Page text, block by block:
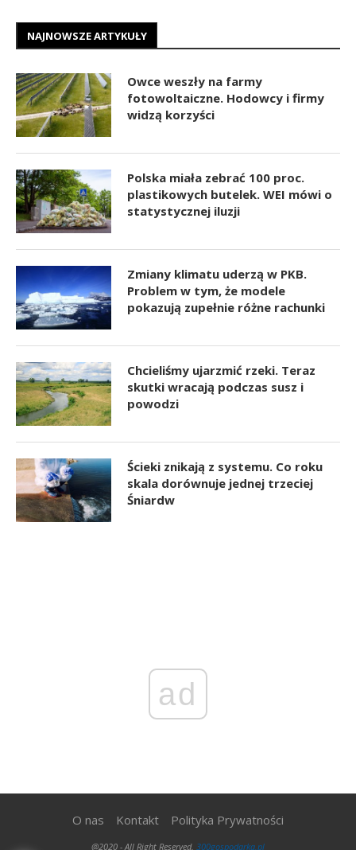
NAJNOWSZE ARTYKUŁY
Owce weszły na farmy
fotowoltaiczne. Hodowcy i firmy
widzą korzyści
Polska miała zebrać 100 proc.
plastikowych butelek. WEI mówi o
statystycznej iluzji
Zmiany klimatu uderzą w PKB.
Problem w tym, że modele
pokazują zupełnie różne rachunki
Chcieliśmy ujarzmić rzeki. Teraz
skutki wracają podczas susz i
powodzi
Ścieki znikają z systemu. Co roku
skala dorównuje jednej trzeciej
Śniardw
ad
O nas Kontakt Polityka Prywatności
@2020 - All Right Reserved. 300gospodarka.pl